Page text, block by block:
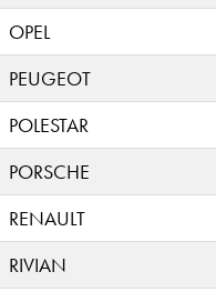
OPEL
PEUGEOT
POLESTAR
PORSCHE
RENAULT
RIVIAN